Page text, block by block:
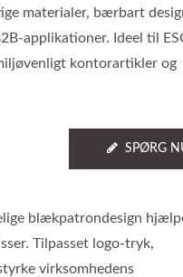
materialer, bærbart
applikationer. Ideel til
kontorartikler og
SPØRG
blækpatrondesign
Tilpasset logo-tryk,
virksomhedens